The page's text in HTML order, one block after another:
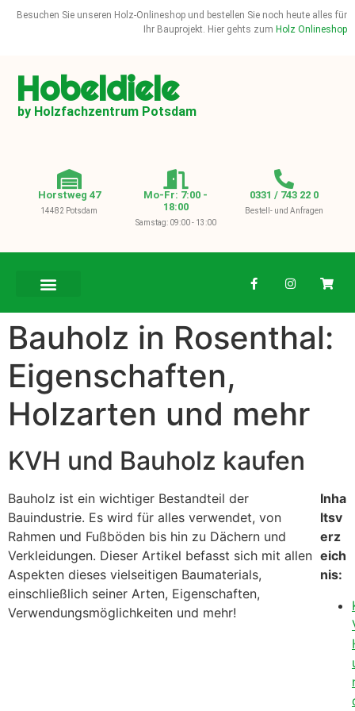
Besuchen Sie unseren Holz-Onlineshop und bestellen Sie noch heute alles für
Ihr Bauprojekt. Hier gehts zum Holz Onlineshop
Hobeldiele
by Holzfachzentrum Potsdam
Horstweg 47
14482 Potsdam
Mo-Fr: 7:00 -
18:00
Samstag: 09:00 - 13:00
0331 / 743 22 0
Bestell- und Anfragen
Bauholz in Rosenthal:
Eigenschaften,
Holzarten und mehr
KVH und Bauholz kaufen
Bauholz ist ein wichtiger Bestandteil der
Bauindustrie. Es wird für alles verwendet, von
Rahmen und Fußböden bis hin zu Dächern und
Verkleidungen. Dieser Artikel befasst sich mit allen
Aspekten dieses vielseitigen Baumaterials,
einschließlich seiner Arten, Eigenschaften,
Verwendungsmöglichkeiten und mehr!
Inha
ltsv
erz
eich
nis: